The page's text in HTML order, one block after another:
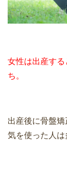
女性は出産す
ち。
出産後に骨盤
気を使った人は